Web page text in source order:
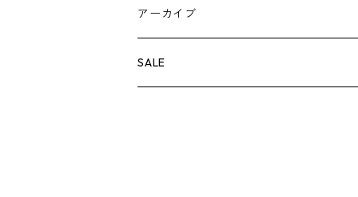
×COMME des GARCONS
26SS
25FW
BOX LOGOアイテム
パーカー/クルーネック
小物
シューズ
小物
バッグ
小物
キャップ・ハット
バッグ
パンツ
キャップ・ハット
ジャケット
パンツ
スウェット/ニット
シャツ
小物
A
A BATHING APE
B
アーカイブ
SALE